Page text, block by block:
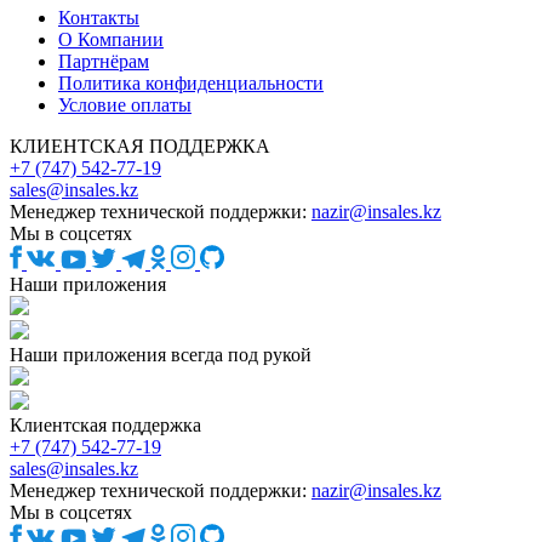
Контакты
О Компании
Партнёрам
Политика конфиденциальности
Условие оплаты
КЛИЕНТСКАЯ ПОДДЕРЖКА
+7 (747) 542-77-19
sales@insales.kz
Менеджер технической поддержки: nazir@insales.kz
Мы в соцсетях
Наши приложения
Наши приложения всегда под рукой
Клиентская поддержка
+7 (747) 542-77-19
sales@insales.kz
Менеджер технической поддержки: nazir@insales.kz
Мы в соцсетях